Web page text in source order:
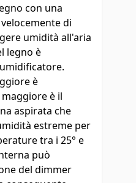
con una
di
umidità all'aria
legno è
è
è il
aspirata che
estreme per
tra i 25° e
può
del dimmer